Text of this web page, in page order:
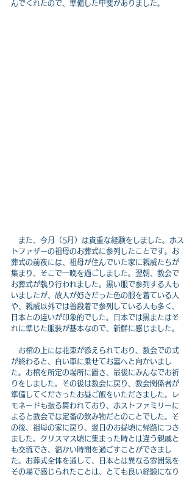
んでくれたので、準備した甲斐がありました。
また、今月（5月）は貴重な経験をしました。ホス
トファザーの祖母のお葬式に参列したことです。お
葬式の前夜には、祖母が住んでいた家に親戚たちが
集まり、そこで一晩を過ごしました。翌朝、教会で
お葬式が執り行われました。黒い服で参列する人も
いましたが、故人が好きだった色の服を着ている人
や、親戚以外では普段着で参列している人も多く、
日本との違いが印象的でした。日本では黒またはそ
れに準じた服装が基本なので、新鮮に感じました。
お棺の上には花束が添えられており、教会での式
が終わると、白い車に乗せてお墓へと向かいまし
た。お棺を所定の場所に置き、最後にみんなでお祈
りをしました。その後は教会に戻り、教会関係者が
準備してくださったお昼ご飯をいただきました。レ
モネードも振る舞われており、ホストファミリーに
よると教会では定番の飲み物だとのことでした。そ
の後、祖母の家に戻り、翌日のお昼頃に帰路につき
ました。クリスマス頃に集まった時とは違う親戚と
も交流でき、温かい時間を過ごすことができまし
た。お葬式全体を通して、日本とは異なる雰囲気を
その場で感じられたことは、とても良い経験になり